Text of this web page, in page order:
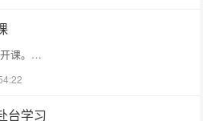
课。…
台学习